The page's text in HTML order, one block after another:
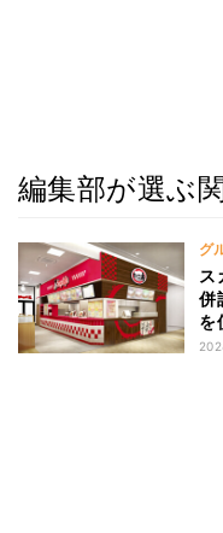
編集部が選ぶ
グ
ス
併
を